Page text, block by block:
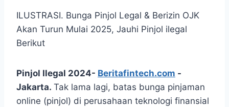
ILUSTRASI. Bunga Pinjol Legal & Berizin OJK
Akan Turun Mulai 2025, Jauhi Pinjol ilegal
Berikut
Pinjol Ilegal 2024- Beritafintech.com -
Jakarta. Tak lama lagi, batas bunga pinjaman
online (pinjol) di perusahaan teknologi finansial